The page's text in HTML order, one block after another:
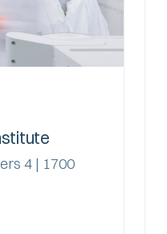
4 | 1700